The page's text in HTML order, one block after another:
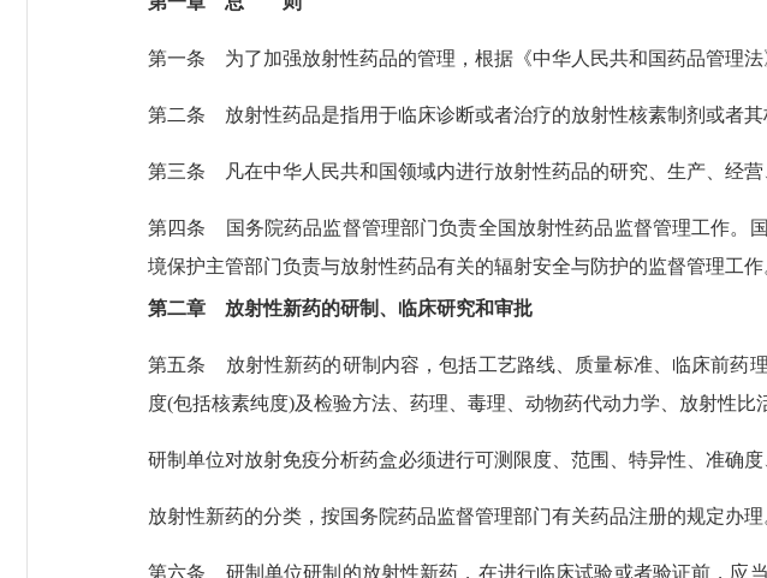
第一条 为了加强放射性药品的管理，根据《中华人民共和国药品管理
第二条 放射性药品是指用于临床诊断或者治疗的放射性核素制剂或者其
第三条 凡在中华人民共和国领域内进行放射性药品的研究、生产、经
第四条
国务院药品监督管理部门负责全国放射性药品监督管理工作
境保护主管部门负责与放射性药品有关的辐射安全与防护的监督管理工作
第二章 放射性新药的研制、临床研究和审批
第五条 放射性新药的研制内容，包括工艺路线、质量标准、临床前药
度(包括核素纯度)及检验方法、药理、毒理、动物药代动力学、放射性比
研制单位对放射免疫分析药盒必须进行可测限度、范围、特异性、准确
放射性新药的分类，按国务院药品监督管理部门有关药品注册的规定办理
第六条 研制单位研制的放射性新药，在进行临床试验或者验证前，应